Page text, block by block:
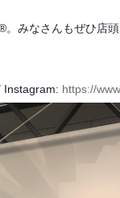
みなさんもぜひ店
Instagram: https://